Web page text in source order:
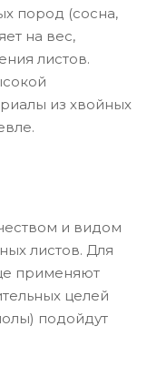
пород (сосна,
на вес,
листов.
из хвойных
и видом
листов. Для
применяют
целей
подойдут